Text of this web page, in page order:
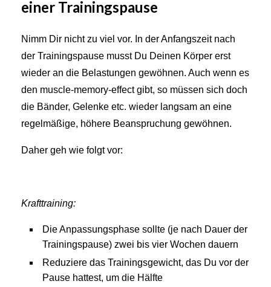
einer Trainingspause
Nimm Dir nicht zu viel vor. In der Anfangszeit nach
der Trainingspause musst Du Deinen Körper erst
wieder an die Belastungen gewöhnen. Auch wenn es
den muscle-memory-effect gibt, so müssen sich doch
die Bänder, Gelenke etc. wieder langsam an eine
regelmäßige, höhere Beanspruchung gewöhnen.
Daher geh wie folgt vor:
Krafttraining:
Die Anpassungsphase sollte (je nach Dauer der
Trainingspause) zwei bis vier Wochen dauern
Reduziere das Trainingsgewicht, das Du vor der
Pause hattest, um die Hälfte